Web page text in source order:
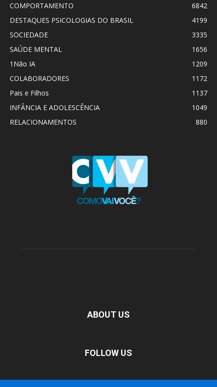
COMPORTAMENTO
6842
DESTAQUES PSICOLOGIAS DO BRASIL
4199
SOCIEDADE
3335
SAÚDE MENTAL
1656
1Não IA
1209
COLABORADORES
1172
Pais e Filhos
1137
INFÂNCIA E ADOLESCÊNCIA
1049
RELACIONAMENTOS
880
ABOUT US
FOLLOW US